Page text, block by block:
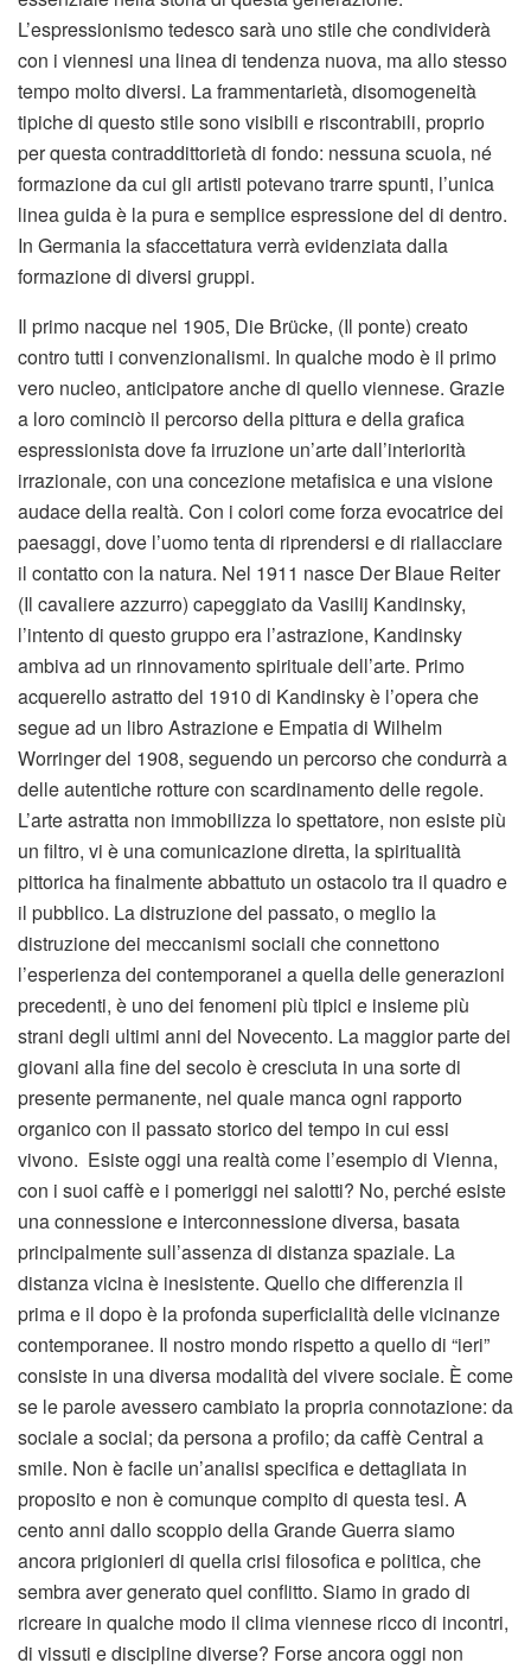
Il primo nacque nel 1905, Die Brücke, (Il ponte) creato
contro tutti i convenzionalismi. In qualche modo è il primo
vero nucleo, anticipatore anche di quello viennese. Grazie
a loro cominciò il percorso della pittura e della grafica
espressionista dove fa irruzione un’arte dall’interiorità
irrazionale, con una concezione metafisica e una visione
audace della realtà. Con i colori come forza evocatrice dei
paesaggi, dove l’uomo tenta di riprendersi e di riallacciare
il contatto con la natura. Nel 1911 nasce Der Blaue Reiter
(Il cavaliere azzurro) capeggiato da Vasilij Kandinsky,
l’intento di questo gruppo era l’astrazione, Kandinsky
ambiva ad un rinnovamento spirituale dell’arte. Primo
acquerello astratto del 1910 di Kandinsky è l’opera che
segue ad un libro Astrazione e Empatia di Wilhelm
Worringer del 1908, seguendo un percorso che condurrà a
delle autentiche rotture con scardinamento delle regole.
L’arte astratta non immobilizza lo spettatore, non esiste più
un filtro, vi è una comunicazione diretta, la spiritualità
pittorica ha finalmente abbattuto un ostacolo tra il quadro e
il pubblico. La distruzione del passato, o meglio la
distruzione dei meccanismi sociali che connettono
l’esperienza dei contemporanei a quella delle generazioni
precedenti, è uno dei fenomeni più tipici e insieme più
strani degli ultimi anni del Novecento. La maggior parte dei
giovani alla fine del secolo è cresciuta in una sorte di
presente permanente, nel quale manca ogni rapporto
organico con il passato storico del tempo in cui essi
vivono. Esiste oggi una realtà come l’esempio di Vienna,
con i suoi caffè e i pomeriggi nei salotti? No, perché esiste
una connessione e interconnessione diversa, basata
principalmente sull’assenza di distanza spaziale. La
distanza vicina è inesistente. Quello che differenzia il
prima e il dopo è la profonda superficialità delle vicinanze
contemporanee. Il nostro mondo rispetto a quello di “ieri”
consiste in una diversa modalità del vivere sociale. È come
se le parole avessero cambiato la propria connotazione: da
sociale a social; da persona a profilo; da caffè Central a
smile. Non è facile un’analisi specifica e dettagliata in
proposito e non è comunque compito di questa tesi. A
cento anni dallo scoppio della Grande Guerra siamo
ancora prigionieri di quella crisi filosofica e politica, che
sembra aver generato quel conflitto. Siamo in grado di
ricreare in qualche modo il clima viennese ricco di incontri,
di vissuti e discipline diverse? Forse ancora oggi non